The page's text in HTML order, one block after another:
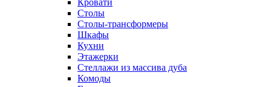
Кровати
Столы
Столы-трансформеры
Шкафы
Кухни
Этажерки
Стеллажи из массива дуба
Комоды